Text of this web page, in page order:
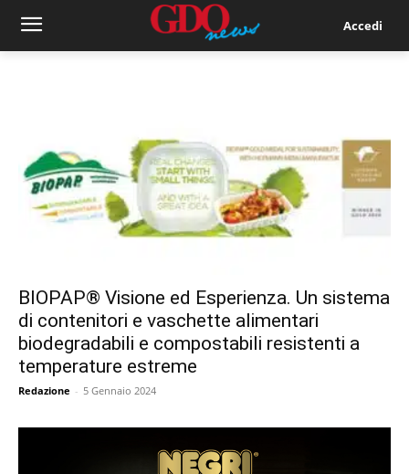
Accedi
BIOPAP® Visione ed Esperienza. Un sistema
di contenitori e vaschette alimentari
biodegradabili e compostabili resistenti a
temperature estreme
Redazione - 5 Gennaio 2024